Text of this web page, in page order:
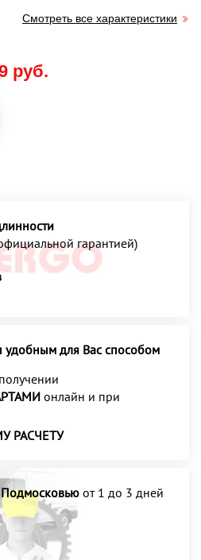
Смотреть все характеристики
руб.
гарантией)
удобным для Вас способом
онлайн и при
РАСЧЕТУ
от 1 до 3 дней